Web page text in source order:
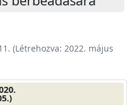
(Létrehozva: 2022. május